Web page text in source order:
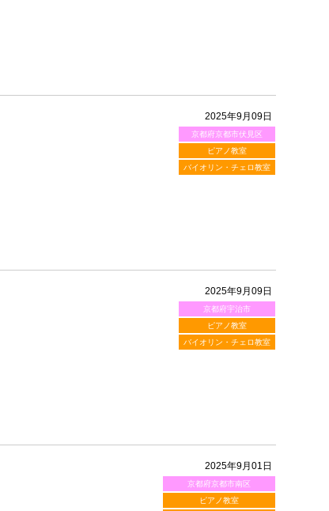
2025年9月09日
京都府京都市伏見区
ピアノ教室
バイオリン・チェロ教室
2025年9月09日
京都府宇治市
ピアノ教室
バイオリン・チェロ教室
2025年9月01日
京都府京都市南区
ピアノ教室